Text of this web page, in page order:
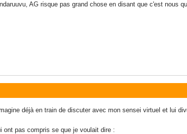
AG risque pas grand chose en disant que c'est nous
déjà en train de discuter avec mon sensei virtuel et lui
ont pas compris se que je voulait dire :